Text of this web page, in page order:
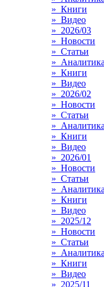
» Книги
» Видео
» 2026/03
» Новости
» Статьи
» Аналитика
» Книги
» Видео
» 2026/02
» Новости
» Статьи
» Аналитика
» Книги
» Видео
» 2026/01
» Новости
» Статьи
» Аналитика
» Книги
» Видео
» 2025/12
» Новости
» Статьи
» Аналитика
» Книги
» Видео
» 2025/11